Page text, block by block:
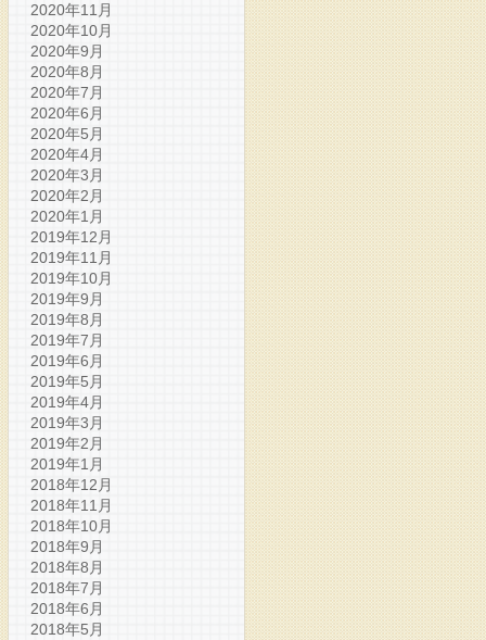
2020年11月
2020年10月
2020年9月
2020年8月
2020年7月
2020年6月
2020年5月
2020年4月
2020年3月
2020年2月
2020年1月
2019年12月
2019年11月
2019年10月
2019年9月
2019年8月
2019年7月
2019年6月
2019年5月
2019年4月
2019年3月
2019年2月
2019年1月
2018年12月
2018年11月
2018年10月
2018年9月
2018年8月
2018年7月
2018年6月
2018年5月